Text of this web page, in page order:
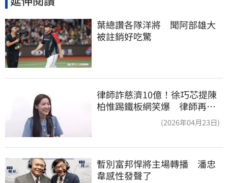
葉總讚各隊洋將　聞阿部雄大
被註銷好吃驚
律師詐慈濟10億！徐巧芯提陳
柏惟踢鐵板網笑爆 律師再曬1
(2026年04月23日)
暫別富邦悍將主場轉播　潘忠
韋感性發聲了